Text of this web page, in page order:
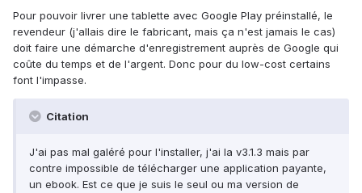
Pour pouvoir livrer une tablette avec Google Play préinstallé, le
revendeur (j'allais dire le fabricant, mais ça n'est jamais le cas)
doit faire une démarche d'enregistrement auprès de Google qui
coûte du temps et de l'argent. Donc pour du low-cost certains
font l'impasse.
Citation
J'ai pas mal galéré pour l'installer, j'ai la v3.1.3 mais par
contre impossible de télécharger une application payante,
un ebook. Est ce que je suis le seul ou ma version de